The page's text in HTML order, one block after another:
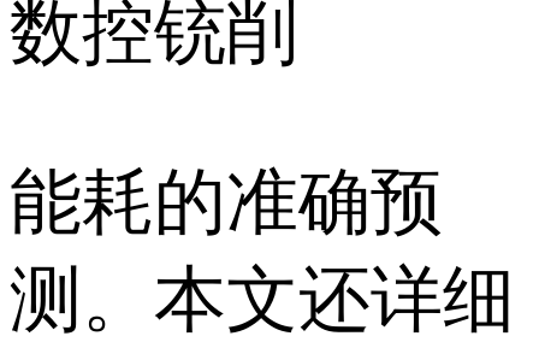
数控铳削
能耗的准确预
测。本文还详细